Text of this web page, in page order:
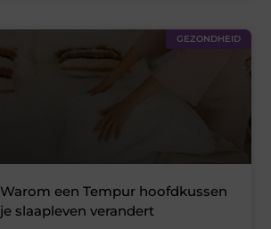
GEZONDHEID
Warom een Tempur hoofdkussen
je slaapleven verandert